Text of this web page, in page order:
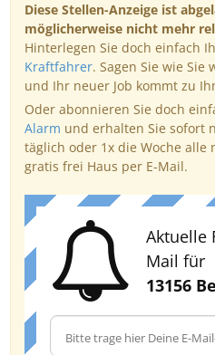
Diese Stellen-Anzeige ist
möglicherweise nicht mehr
Hinterlegen Sie doch einfach
Kraftfahrer. Sagen Sie wie
und Ihr neuer Job kommt zu
Oder abonnieren Sie doch
Alarm und erhalten Sie sofort
täglich oder 1x die Woche alle
gratis frei Haus per E-Mail.
Aktuelle
Mail für
13156